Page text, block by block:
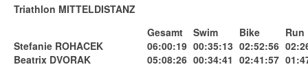
Triathlon MITTELDISTANZ
Gesamt
Swim Bike
Run
Stefanie ROHACEK
06:00:19 00:35:13 02:52:56
Beatrix DVORAK
05:08:26 00:34:41 02:41:57